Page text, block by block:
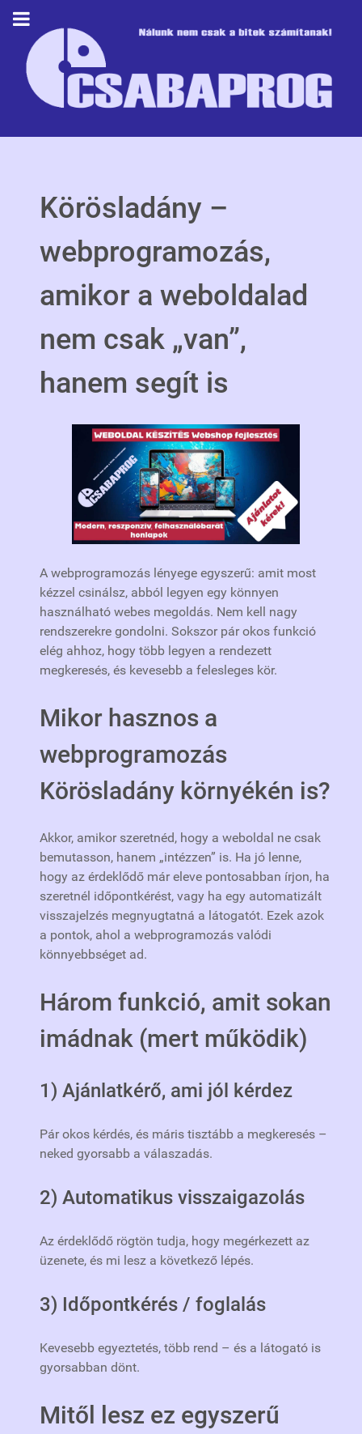
Körösladány –
webprogramozás,
amikor a weboldalad
nem csak „van”,
hanem segít is
A webprogramozás lényege egyszerű: amit most
kézzel csinálsz, abból legyen egy könnyen
használható webes megoldás. Nem kell nagy
rendszerekre gondolni. Sokszor pár okos funkció
elég ahhoz, hogy több legyen a rendezett
megkeresés, és kevesebb a felesleges kör.
Mikor hasznos a
webprogramozás
Körösladány környékén is?
Akkor, amikor szeretnéd, hogy a weboldal ne csak
bemutasson, hanem „intézzen” is. Ha jó lenne,
hogy az érdeklődő már eleve pontosabban írjon, ha
szeretnél időpontkérést, vagy ha egy automatizált
visszajelzés megnyugtatná a látogatót. Ezek azok
a pontok, ahol a webprogramozás valódi
könnyebbséget ad.
Három funkció, amit sokan
imádnak (mert működik)
1) Ajánlatkérő, ami jól kérdez
Pár okos kérdés, és máris tisztább a megkeresés –
neked gyorsabb a válaszadás.
2) Automatikus visszaigazolás
Az érdeklődő rögtön tudja, hogy megérkezett az
üzenete, és mi lesz a következő lépés.
3) Időpontkérés / foglalás
Kevesebb egyeztetés, több rend – és a látogató is
gyorsabban dönt.
Mitől lesz ez egyszerű